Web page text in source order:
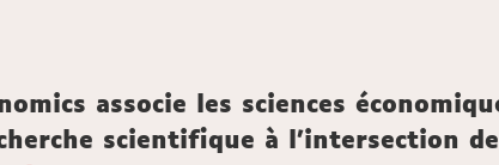
associe les sciences
scientifique à l’intersection